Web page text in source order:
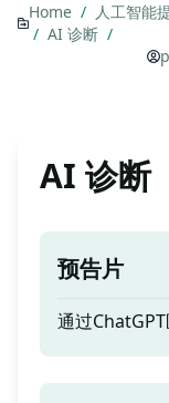
Home / 人工智能
/ AI 诊断 /
AI 诊断
预告片
通过ChatGPT